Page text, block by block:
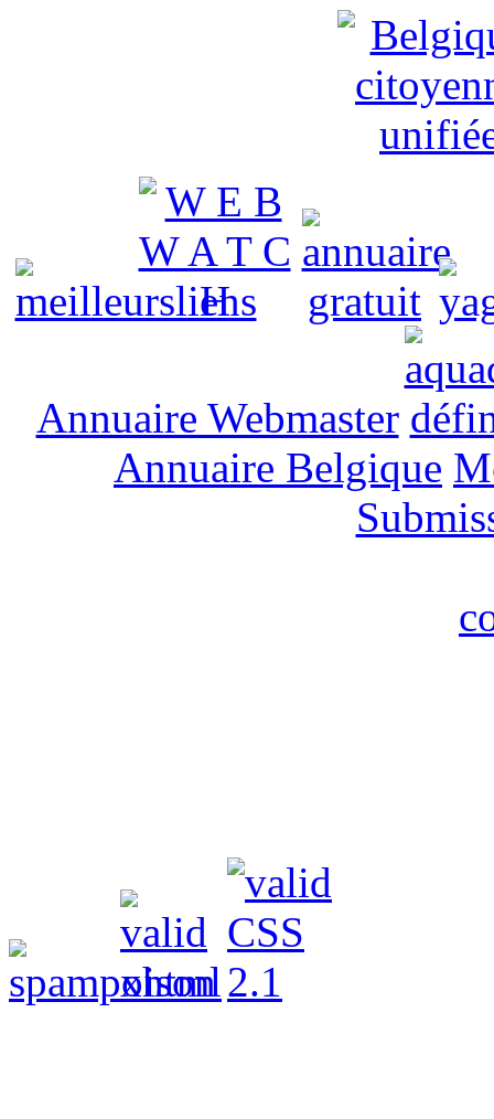
Annuaire Webmaster
Annuaire Belgique